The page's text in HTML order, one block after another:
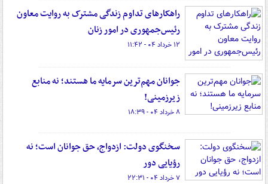
راهکارهای تداوم زندگی مشترک به روایت معاون
رئیس‌جمهوری در امور زنان
۱۲ خرداد ۰۴ - ۱۱:۴۲
جوانان مهم‌ترین سرمایه ما هستند؛ نه منابع
زیرزمینی!
۸ خرداد ۰۴ - ۱۸:۳۹
سخنگوی دولت: ازدواج، حق جوانان است؛ نه
رؤیایی دور
۷ خرداد ۰۴ - ۲۲:۳۱